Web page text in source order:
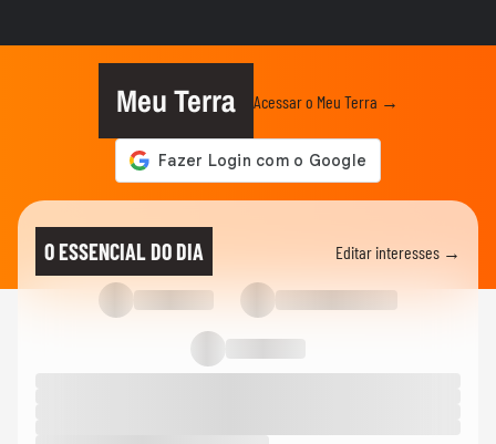
Alfredinho Ibiapina comemora pódio na
corrida sprint da Stock Car...
Leo Reis comemora 1ª vitória na Stock
Car e fala sobre disputa com...
Virou passageiro: Daniel Serra bate forte
em treino...
Meu Terra Acessar o Meu Terra →
O ESSENCIAL DO DIA Editar interesses →